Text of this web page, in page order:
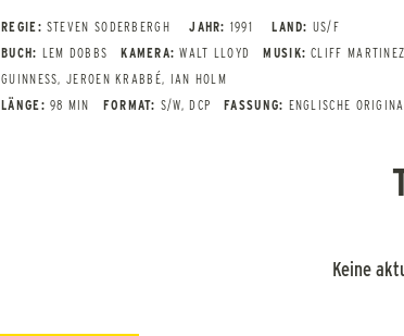
REGIE: STEVEN SODERBERGH JAHR: 1991 LAND: US/F
BUCH: LEM DOBBS KAMERA: WALT LLOYD MUSIK: CLIFF MARTINEZ
GUINNESS, JEROEN KRABBÉ, IAN HOLM
LÄNGE: 98 MIN FORMAT: S/W, DCP FASSUNG: ENGLISCHE
Keine